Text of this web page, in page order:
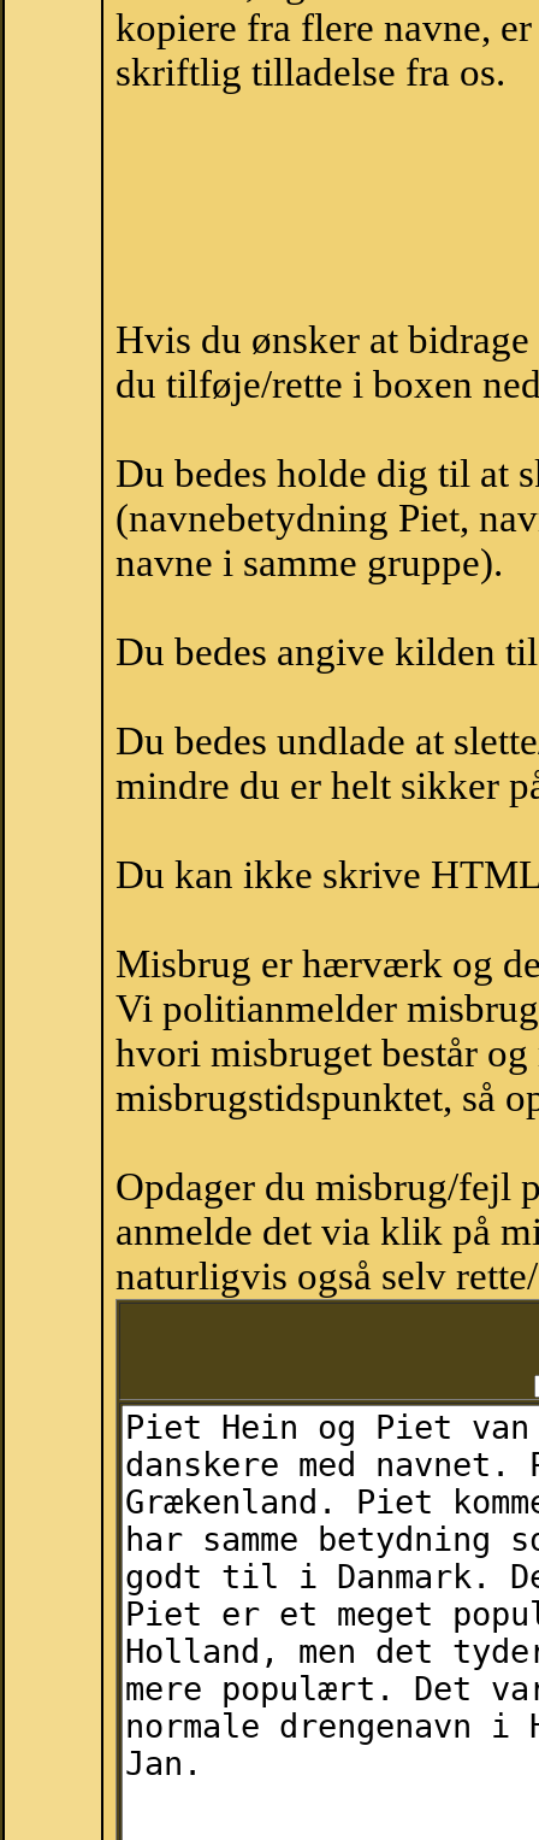
kopiere fra flere navne,
skriftlig tilladelse fra os.
Hvis du ønsker at
du tilføje/rette i boxen
Du bedes holde dig til at
(navnebetydning Piet,
navne i samme gruppe).
Du bedes angive kilden
Du bedes undlade at
mindre du er helt sikker
Du kan ikke skrive
Misbrug er hærværk og
Vi politianmelder
hvori misbruget består
misbrugstidspunktet, så
Opdager du misbrug/fejl
anmelde det via klik på
naturligvis også selv